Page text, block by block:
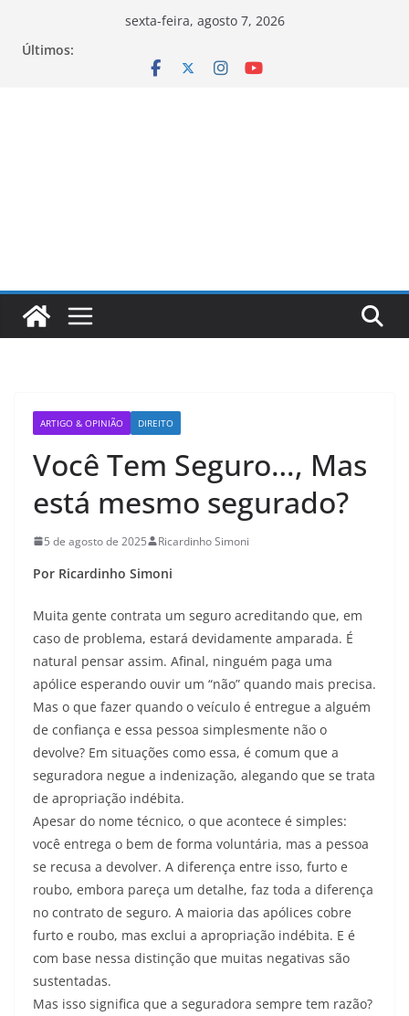
sexta-feira, agosto 7, 2026
Últimos:
ARTIGO & OPINIÃO DIREITO
Você Tem Seguro…, Mas
está mesmo segurado?
5 de agosto de 2025 Ricardinho Simoni
Por Ricardinho Simoni
Muita gente contrata um seguro acreditando que, em
caso de problema, estará devidamente amparada. É
natural pensar assim. Afinal, ninguém paga uma
apólice esperando ouvir um “não” quando mais precisa.
Mas o que fazer quando o veículo é entregue a alguém
de confiança e essa pessoa simplesmente não o
devolve? Em situações como essa, é comum que a
seguradora negue a indenização, alegando que se trata
de apropriação indébita.
Apesar do nome técnico, o que acontece é simples:
você entrega o bem de forma voluntária, mas a pessoa
se recusa a devolver. A diferença entre isso, furto e
roubo, embora pareça um detalhe, faz toda a diferença
no contrato de seguro. A maioria das apólices cobre
furto e roubo, mas exclui a apropriação indébita. E é
com base nessa distinção que muitas negativas são
sustentadas.
Mas isso significa que a seguradora sempre tem razão?